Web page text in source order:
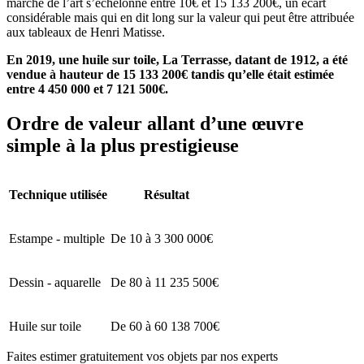
considérable mais qui en dit long sur la valeur qui peut être attribuée
aux tableaux de Henri Matisse.
En 2019, une huile sur toile, La Terrasse, datant de 1912, a été
vendue à hauteur de 15 133 200€ tandis qu’elle était estimée
entre 4 450 000 et 7 121 500€.
Ordre de valeur allant d’une œuvre
simple à la plus prestigieuse
Technique utilisée Résultat
Estampe - multiple De 10 à 3 300 000€
Dessin - aquarelle De 80 à 11 235 500€
Huile sur toile De 60 à 60 138 700€
Faites estimer gratuitement vos objets par nos experts